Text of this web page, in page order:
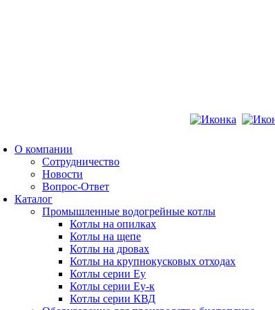
О компании
Сотрудничество
Новости
Вопрос-Ответ
Каталог
Промышленные водогрейные котлы
Котлы на опилках
Котлы на щепе
Котлы на дровах
Котлы на крупнокусковых отходах
Котлы серии Еу
Котлы серии Еу-к
Котлы серии КВД